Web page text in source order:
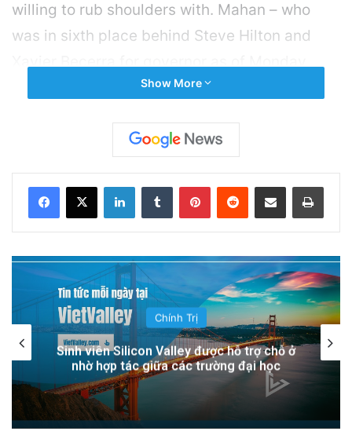
willing to rub shoulders with. Mahan – who
was in sixth place behind Steve Hilton and
morning – has since told KTVU he plans to run
successful, that would give him a total of 10
of City Hall. It…
Bệnh viện Silicon Valley: Một trong những cơ
sở y tế hàng đầu tại Mỹ
10 hours ago
Các quản trị viên Alum Rock phản đối cơ sở
ICE tại Nam Hạt: Cuộc chiến vì cộng đồng!
1 day ago
Show More
LinkedInTumblr PinterestReddit Share via Email Print
Chính Trị
Hạn chế visa cho sinh viên quốc tế:
Thách thức mới cho Silicon Valley